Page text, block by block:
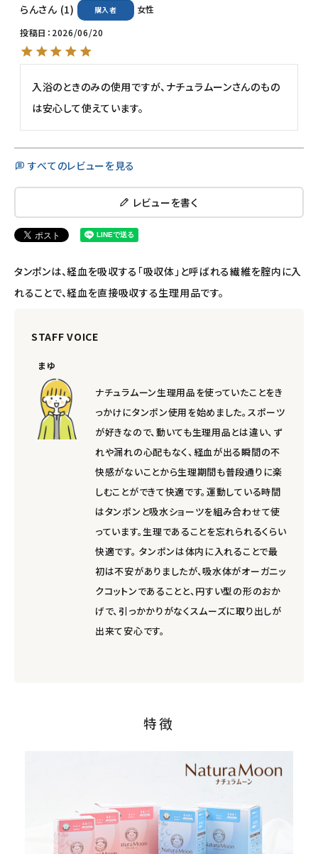
コラム・スタッフのおすすめ
ご利用ガイド等
ようこそ ゲスト 様
meeting_room person
らん 1 購入者
女性
投稿日
2026/06/20
入浴のときのみの使用ですが、ナチュラムーンさんのもの
は安心して使えています。
すべてのレビューを見る
レビューを書く
タンポンは、経血を吸収する「吸収体」と呼ばれる繊維を腟内に入
れることで、経血を直接吸収する生理用品です。
STAFF VOICE
まゆ
ナチュラムーン生理用品を使っていたことをき
っかけにタンポン使用を始めました。スポーツ
が好きなので、動いても生理用品とは違い、ず
れや漏れの心配もなく、経血が出る瞬間の不
快感がないことから生理期間も普段通りに楽
しむことができて快適です。運動している時間
はタンポンと吸水ショーツを組み合わせて使
っています。生理であることを忘れられるくらい
快適です。 タンポンは体内に入れることで最
初は不安がありましたが、吸水体がオーガニッ
クコットンであることと、円すい型の形のおか
げで、引っかかりがなくスムーズに取り出しが
出来て安心です。
特徴